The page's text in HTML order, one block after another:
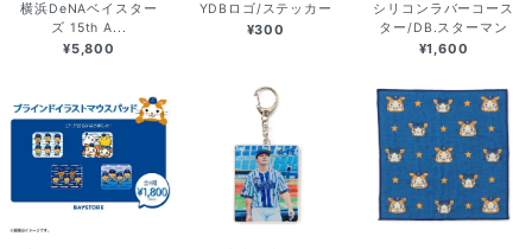
横浜DeNAベイスター
ズ 15th A...
¥5,800
YDBロゴ/ステッカー
¥300
シリコンラバーコース
ター/DB.スターマン
¥1,600